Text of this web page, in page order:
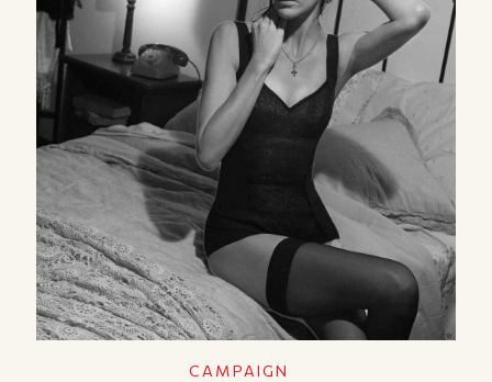
CAMPAIGN